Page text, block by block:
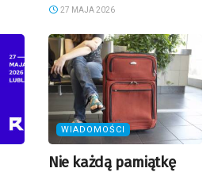
27 MAJA 2026
WIADOMOŚCI
Nie każdą pamiątkę